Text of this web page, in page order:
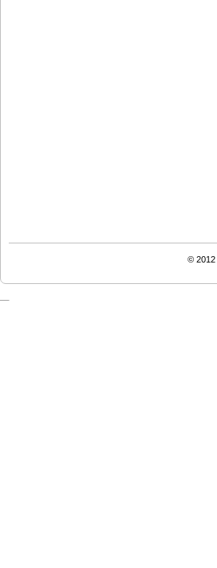
© 2012